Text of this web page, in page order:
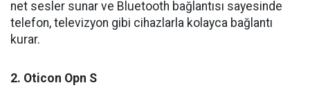
net sesler sunar ve Bluetooth bağlantısı sayesinde
telefon, televizyon gibi cihazlarla kolayca bağlantı
kurar.
2. Oticon Opn S